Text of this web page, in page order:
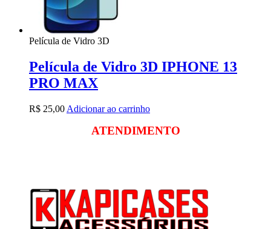
Película de Vidro 3D
Película de Vidro 3D IPHONE 13
PRO MAX
R$ 25,00 Adicionar ao carrinho
ATENDIMENTO